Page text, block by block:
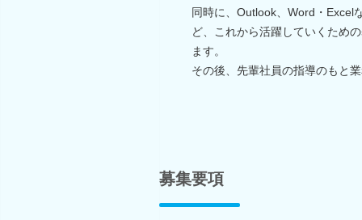
同時に、Outlook、Word・Excel
ど、これから活躍していくため
ます。
その後、先輩社員の指導のもと
募集要項